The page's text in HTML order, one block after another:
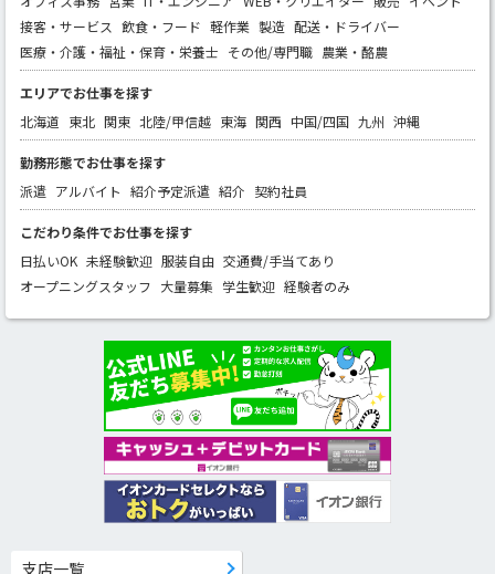
接客・サービス 飲食・フード 軽作業 製造 配送・ドライバー
医療・介護・福祉・保育・栄養士 その他/専門職 農業・酪農
エリアでお仕事を探す
北海道 東北 関東 北陸/甲信越 東海 関西 中国/四国 九州 沖縄
勤務形態でお仕事を探す
派遣 アルバイト 紹介予定派遣 紹介 契約社員
こだわり条件でお仕事を探す
日払いOK 未経験歓迎 服装自由 交通費/手当てあり
オープニングスタッフ 大量募集 学生歓迎 経験者のみ
支店一覧